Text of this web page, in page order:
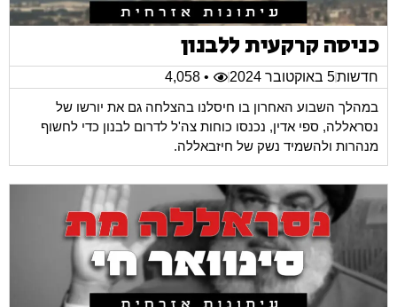
כניסה קרקעית ללבנון
חדשות5 באוקטובר 2024
• 4,058
במהלך השבוע האחרון בו חיסלנו בהצלחה גם את יורשו של
נסראללה, ספי אדין, נכנסו כוחות צה'ל לדרום לבנון כדי לחשוף
מנהרות ולהשמיד נשק של חיזבאללה.